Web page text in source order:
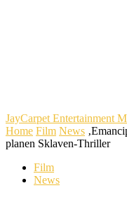
JayCarpet Entertainment
Home Film News
planen Sklaven-Thriller
Film
News